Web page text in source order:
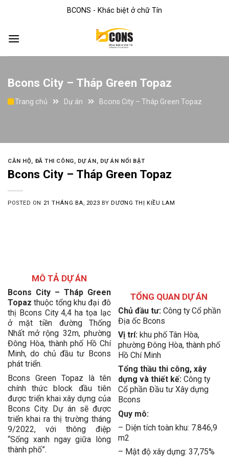
BCONS - Khác biệt ở chữ Tín
Bcons City – Tháp Green Topaz
Trang chủ Dự án Bcons City – Tháp Green Topaz
CĂN HỘ, ĐÃ THI CÔNG, DỰ ÁN, DỰ ÁN NỔI BẬT
Bcons City – Tháp Green Topaz
POSTED ON 21 THÁNG BA, 2023 BYDƯƠNG THỊ KIỀU LAM
MÔ TẢ DỰ ÁN
Bcons City – Tháp Green
Topazthuộc tổng khu đại đô
thị Bcons City 4,4 ha tọa lạc
ở mặt tiền đường Thống
Nhất mở rộng 32m, phường
Đông Hòa, thành phố Hồ Chí
Minh, do chủ đầu tư Bcons
phát triển.
Bcons Green Topaz là tên
chính thức block đầu tiên
được triển khai xây dựng của
Bcons City. Dự án sẽ được
triển khai ra thị trường tháng
9/2022, với thông điệp
“Sống xanh ngay giữa lòng
thành phố”.
TỔNG QUAN DỰ ÁN
Chủ đầu tư:Công ty Cổ phần
Địa ốc Bcons
Vị trí: khu phố Tân Hòa,
phường Đông Hòa, thành phố
Hồ Chí Minh
Tổng thầu thi công, xây
dựng và thiết kế: Công ty
Cổ phần Đầu tư Xây dựng
Bcons
Quy mô:
– Diện tích toàn khu: 7.846,9
m2
– Mật độ xây dựng: 37,75%